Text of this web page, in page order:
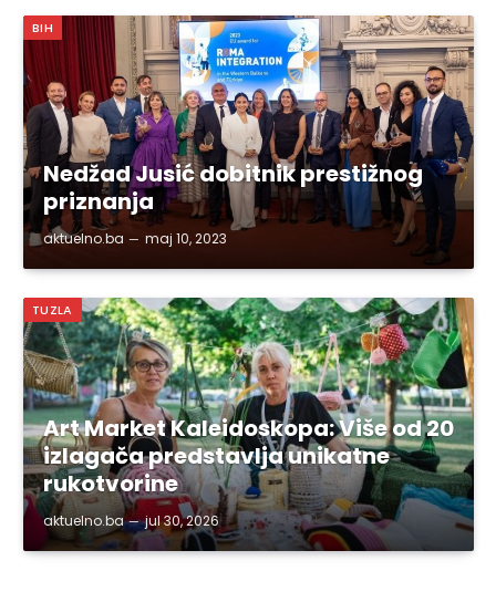
BIH
Nedžad Jusić dobitnik prestižnog
priznanja
aktuelno.ba maj 10, 2023
TUZLA
Art Market Kaleidoskopa: Više od 20
izlagača predstavlja unikatne
rukotvorine
aktuelno.ba jul 30, 2026